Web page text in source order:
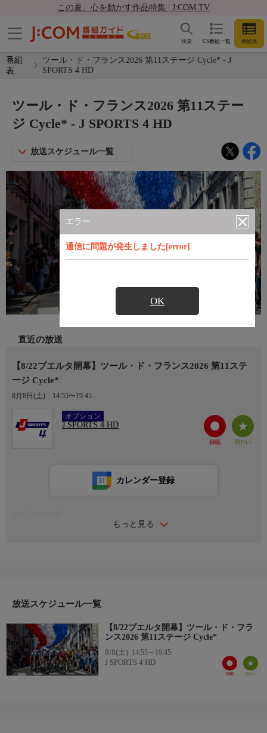
この夏、心を動かす作品特集 | J:COM TV
CS番組一覧 番組表
検索
番組
表
ツール・ド・フランス2026 第11ステージ Cycle* - J
SPORTS 4 HD
エラー
通信に問題が発生しました[error]
OK
ツール・ド・フランス2026 第11ステー
ジ Cycle* - J SPORTS 4 HD
放送スケジュール一覧
直近の放送
【8/22ブエルタ開幕】ツール・ド・フランス2026 第11ステ
ージ Cycle*
8月8日(土) 14:55〜19:45
オプション
Ch.408
J SPORTS 4 HD
もっと見る
カレンダー登録
選手たち。その全てが世界最高峰！
【ツール・ド・フランス中継HP】
https://www.jsports.co.jp/cycle/tour/
放送スケジュール一覧
【8/22ブエルタ開幕】ツール・ド・フラ
ンス2026 第11ステージ Cycle*
8/8(土) 14:55～19:45
J SPORTS 4 HD